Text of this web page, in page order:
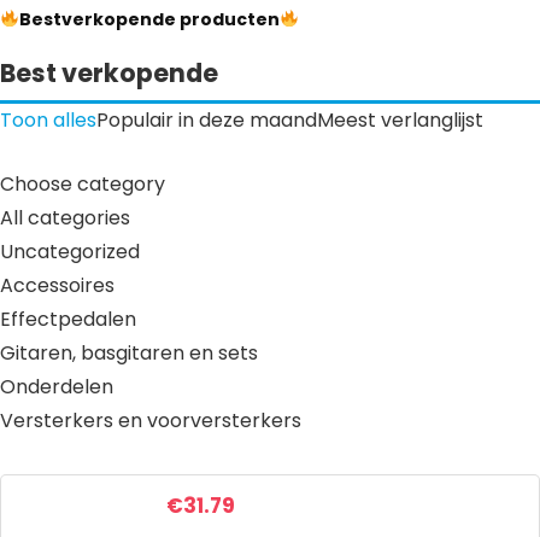
Bestverkopende producten
Best verkopende
Toon allesPopulair in deze maandMeest verlanglijst
Choose category
All categories
Uncategorized
Accessoires
Effectpedalen
Gitaren, basgitaren en sets
Onderdelen
Versterkers en voorversterkers
€31.79